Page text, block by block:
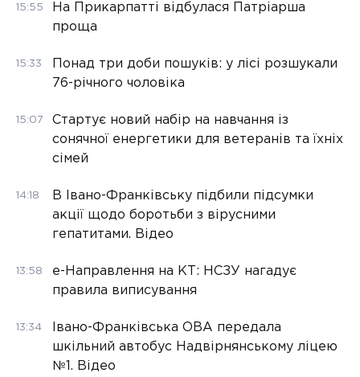
15:55
На Прикарпатті відбулася Патріарша
проща
15:33
Понад три доби пошуків: у лісі розшукали
76-річного чоловіка
15:07
Стартує новий набір на навчання із
сонячної енергетики для ветеранів та їхніх
сімей
14:18
В Івано-Франківську підбили підсумки
акції щодо боротьби з вірусними
гепатитами. Відео
13:58
е-Направлення на КТ: НСЗУ нагадує
правила виписування
13:34
Івано-Франківська ОВА передала
шкільний автобус Надвірнянському ліцею
№1. Відео